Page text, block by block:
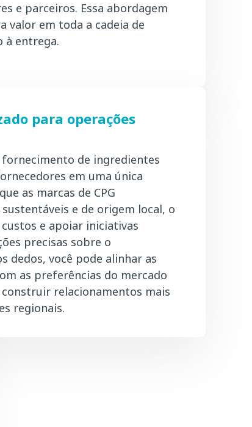
e parceiros. Essa abordagem
valor em toda a cadeia de
à entrega.
para operações
de ingredientes
em uma única
as marcas de CPG
e de origem local, o
e apoiar iniciativas
precisas sobre o
dedos, você pode alinhar as
as preferências do mercado
relacionamentos mais
regionais.